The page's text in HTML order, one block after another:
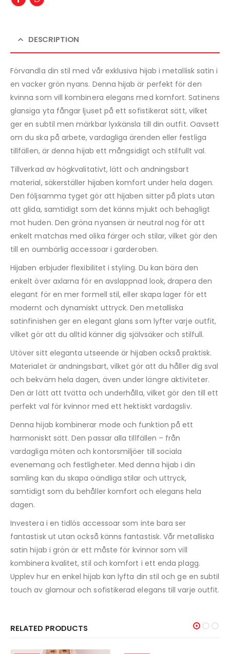
DESCRIPTION
Förvandla din stil med vår exklusiva hijab i metallisk satin i
en vacker grön nyans. Denna hijab är perfekt för den
kvinna som vill kombinera elegans med komfort. Satinens
glansiga yta fångar ljuset på ett sofistikerat sätt, vilket
ger en subtil men märkbar lyxkänsla till din outfit. Oavsett
om du ska på arbete, vardagliga ärenden eller festliga
tillfällen, är denna hijab ett mångsidigt och stilfullt val.
Tillverkad av högkvalitativt, lätt och andningsbart
material, säkerställer hijaben komfort under hela dagen.
Den följsamma tyget gör att hijaben sitter på plats utan
att glida, samtidigt som det känns mjukt och behagligt
mot huden. Den gröna nyansen är neutral nog för att
enkelt matchas med olika färger och stilar, vilket gör den
till en oumbärlig accessoar i garderoben.
Hijaben erbjuder flexibilitet i styling. Du kan bära den
enkelt över axlarna för en avslappnad look, drapera den
elegant för en mer formell stil, eller skapa lager för ett
modernt och dynamiskt uttryck. Den metalliska
satinfinishen ger en elegant glans som lyfter varje outfit,
vilket gör att du alltid känner dig självsäker och stilfull.
Utöver sitt eleganta utseende är hijaben också praktisk.
Materialet är andningsbart, vilket gör att du håller dig sval
och bekväm hela dagen, även under längre aktiviteter.
Den är lätt att tvätta och underhålla, vilket gör den till ett
perfekt val för kvinnor med ett hektiskt vardagsliv.
Denna hijab kombinerar mode och funktion på ett
harmoniskt sätt. Den passar alla tillfällen – från
vardagliga möten och kontorsmiljöer till sociala
evenemang och festligheter. Med denna hijab i din
samling kan du skapa oändliga stilar och uttryck,
samtidigt som du behåller komfort och elegans hela
dagen.
Investera i en tidlös accessoar som inte bara ser
fantastisk ut utan också känns fantastisk. Vår metalliska
satin hijab i grön är ett måste för kvinnor som vill
kombinera kvalitet, stil och komfort i ett enda plagg.
Upplev hur en enkel hijab kan lyfta din stil och ge en subtil
touch av glamour och sofistikerad elegans till varje outfit.
RELATED PRODUCTS